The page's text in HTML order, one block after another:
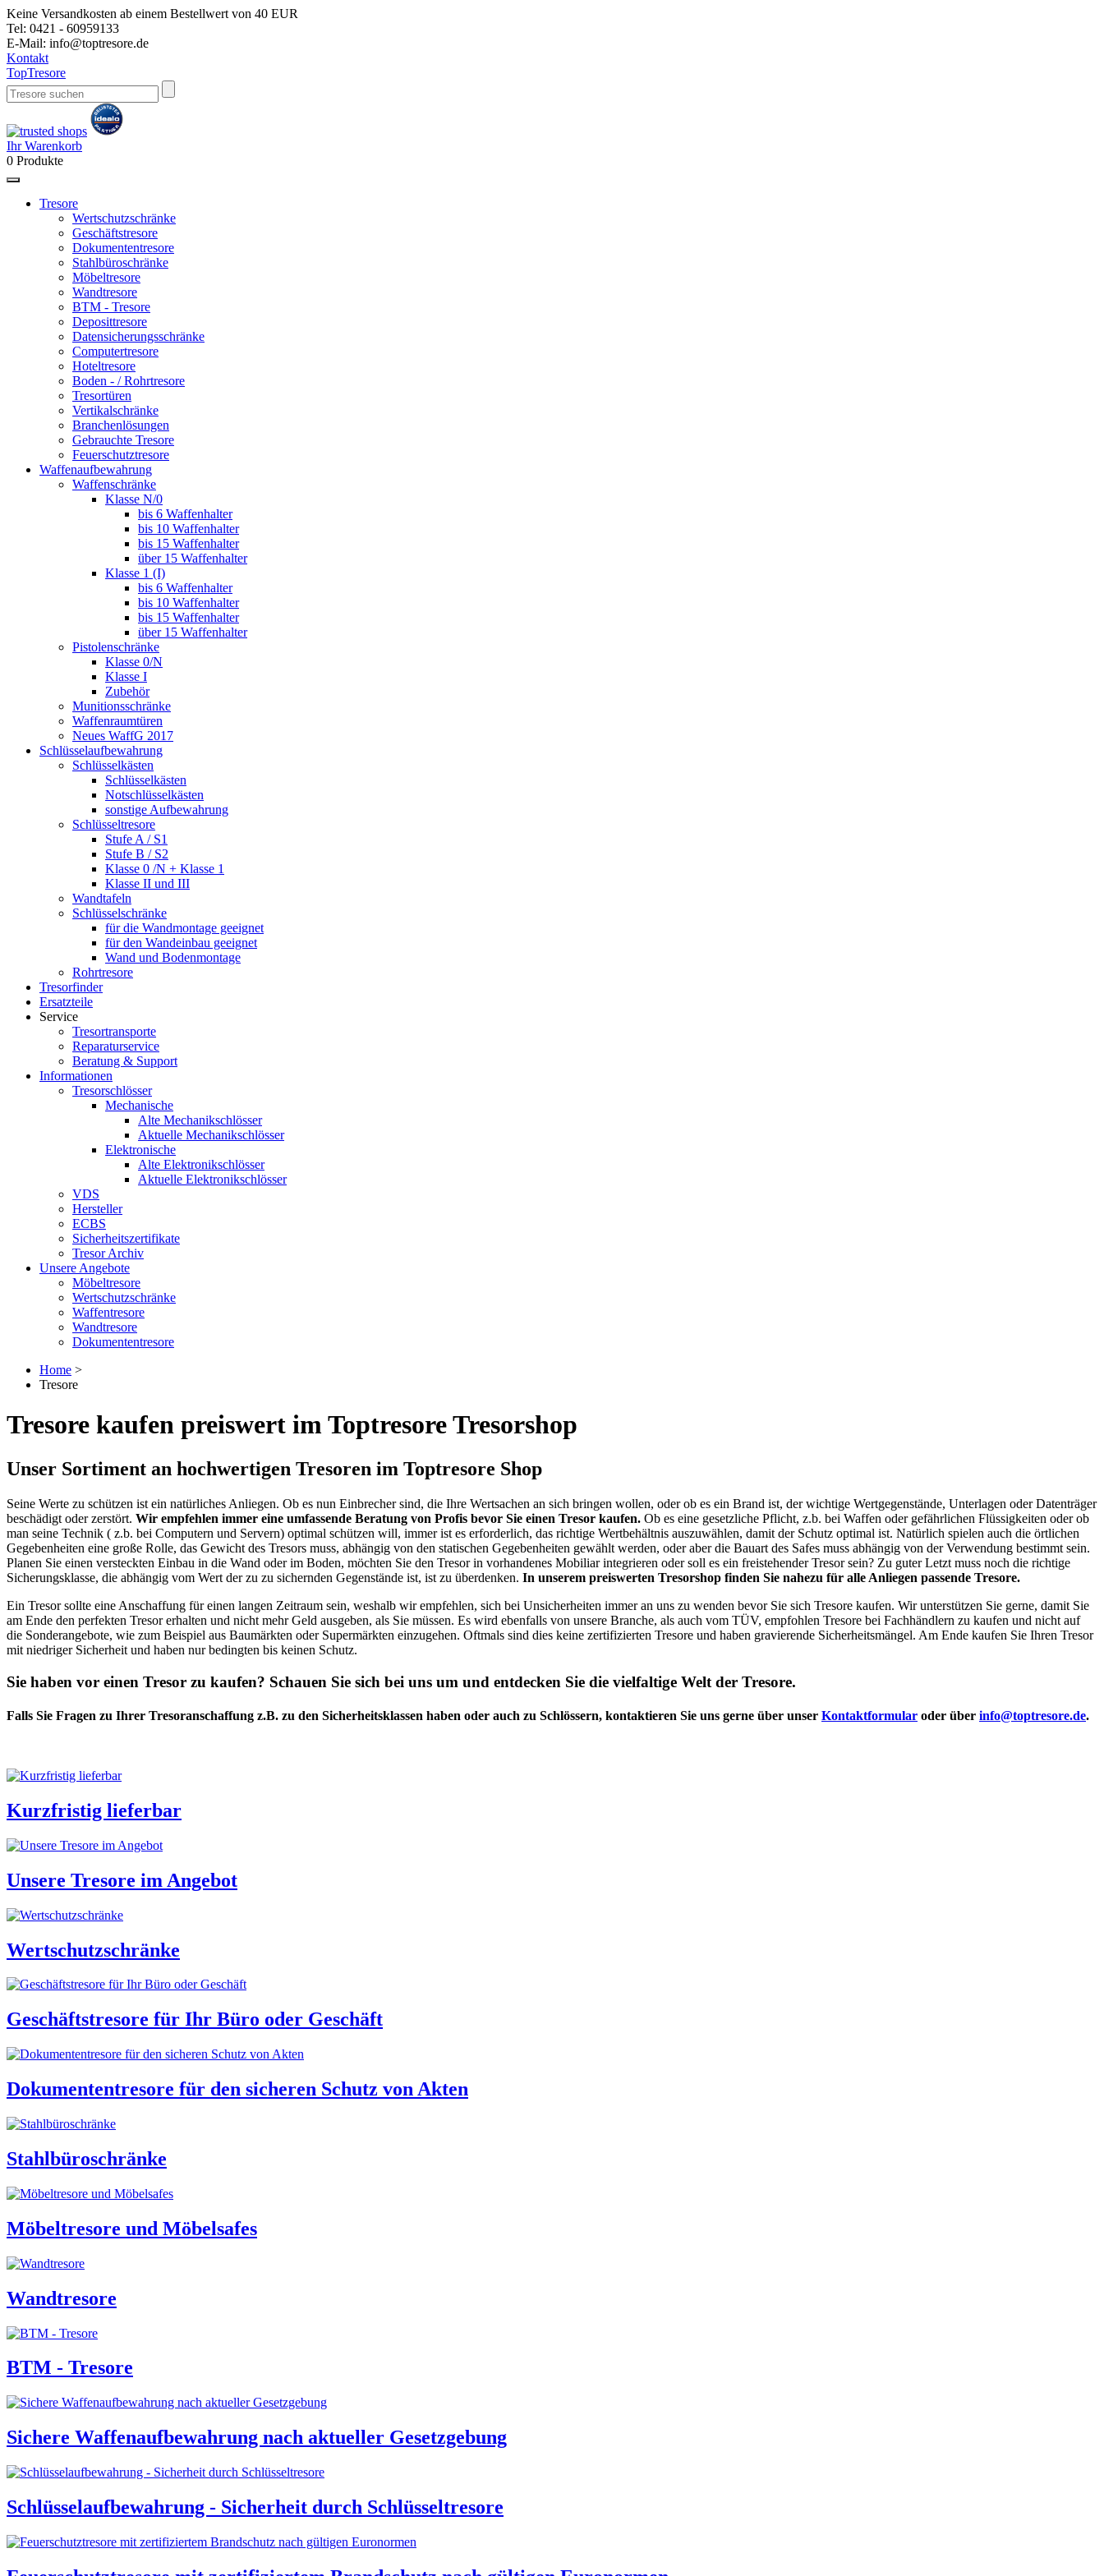
Keine Versandkosten ab einem Bestellwert von 40 EUR
Tel: 0421 - 60959133
E-Mail: info@toptresore.de
Kontakt
TopTresore
Ihr Warenkorb
0 Produkte
Tresore
Wertschutzschränke
Geschäftstresore
Dokumententresore
Stahlbüroschränke
Möbeltresore
Wandtresore
BTM - Tresore
Deposittresore
Datensicherungsschränke
Computertresore
Hoteltresore
Boden - / Rohrtresore
Tresortüren
Vertikalschränke
Branchenlösungen
Gebrauchte Tresore
Feuerschutztresore
Waffenaufbewahrung
Waffenschränke
Klasse N/0
bis 6 Waffenhalter
bis 10 Waffenhalter
bis 15 Waffenhalter
über 15 Waffenhalter
Klasse 1 (I)
bis 6 Waffenhalter
bis 10 Waffenhalter
bis 15 Waffenhalter
über 15 Waffenhalter
Pistolenschränke
Klasse 0/N
Klasse I
Zubehör
Munitionsschränke
Waffenraumtüren
Neues WaffG 2017
Schlüsselaufbewahrung
Schlüsselkästen
Schlüsselkästen
Notschlüsselkästen
sonstige Aufbewahrung
Schlüsseltresore
Stufe A / S1
Stufe B / S2
Klasse 0 /N + Klasse 1
Klasse II und III
Wandtafeln
Schlüsselschränke
für die Wandmontage geeignet
für den Wandeinbau geeignet
Wand und Bodenmontage
Rohrtresore
Tresorfinder
Ersatzteile
Service
Tresortransporte
Reparaturservice
Beratung & Support
Informationen
Tresorschlösser
Mechanische
Alte Mechanikschlösser
Aktuelle Mechanikschlösser
Elektronische
Alte Elektronikschlösser
Aktuelle Elektronikschlösser
VDS
Hersteller
ECBS
Sicherheitszertifikate
Tresor Archiv
Unsere Angebote
Möbeltresore
Wertschutzschränke
Waffentresore
Wandtresore
Dokumententresore
Home >
Tresore
Tresore kaufen preiswert im Toptresore Tresorshop
Unser Sortiment an hochwertigen Tresoren im Toptresore Shop
Seine Werte zu schützen ist ein natürliches Anliegen. Ob es nun Einbrecher sind, die Ihre Wertsachen an sich bringen wollen, oder ob es ein Brand ist, der wichtige Wertgegenstände, Unterlagen oder Datenträger
beschädigt oder zerstört. Wir empfehlen immer eine umfassende Beratung von Profis bevor Sie einen Tresor kaufen. Ob es eine gesetzliche Pflicht, z.b. bei Waffen oder gefährlichen Flüssigkeiten oder ob
man seine Technik ( z.b. bei Computern und Servern) optimal schützen will, immer ist es erforderlich, das richtige Wertbehältnis auszuwählen, damit der Schutz optimal ist. Natürlich spielen auch die örtlichen
Gegebenheiten eine große Rolle, das Gewicht des Tresors muss, abhängig von den statischen Gegebenheiten gewählt werden, oder aber die Bauart des Safes muss abhängig von der Verwendung bestimmt sein.
Planen Sie einen versteckten Einbau in die Wand oder im Boden, möchten Sie den Tresor in vorhandenes Mobiliar integrieren oder soll es ein freistehender Tresor sein? Zu guter Letzt muss noch die richtige
Sicherungsklasse, die abhängig vom Wert der zu zu sichernden Gegenstände ist, ist zu überdenken. In unserem preiswerten Tresorshop finden Sie nahezu für alle Anliegen passende Tresore.
Ein Tresor sollte eine Anschaffung für einen langen Zeitraum sein, weshalb wir empfehlen, sich bei Unsicherheiten immer an uns zu wenden bevor Sie sich Tresore kaufen. Wir unterstützen Sie gerne, damit Sie
am Ende den perfekten Tresor erhalten und nicht mehr Geld ausgeben, als Sie müssen. Es wird ebenfalls von unsere Branche, als auch vom TÜV, empfohlen Tresore bei Fachhändlern zu kaufen und nicht auf
die Sonderangebote, wie zum Beispiel aus Baumärkten oder Supermärkten einzugehen. Oftmals sind dies keine zertifizierten Tresore und haben gravierende Sicherheitsmängel. Am Ende kaufen Sie Ihren Tresor
mit niedriger Sicherheit und haben nur bedingten bis keinen Schutz.
Sie haben vor einen Tresor zu kaufen? Schauen Sie sich bei uns um und entdecken Sie die vielfaltige Welt der Tresore.
Falls Sie Fragen zu Ihrer Tresoranschaffung z.B. zu den Sicherheitsklassen haben oder auch zu Schlössern, kontaktieren Sie uns gerne über unser Kontaktformular oder über info@toptresore.de.
Kurzfristig lieferbar
Unsere Tresore im Angebot
Wertschutzschränke
Geschäftstresore für Ihr Büro oder Geschäft
Dokumententresore für den sicheren Schutz von Akten
Stahlbüroschränke
Möbeltresore und Möbelsafes
Wandtresore
BTM - Tresore
Sichere Waffenaufbewahrung nach aktueller Gesetzgebung
Schlüsselaufbewahrung - Sicherheit durch Schlüsseltresore